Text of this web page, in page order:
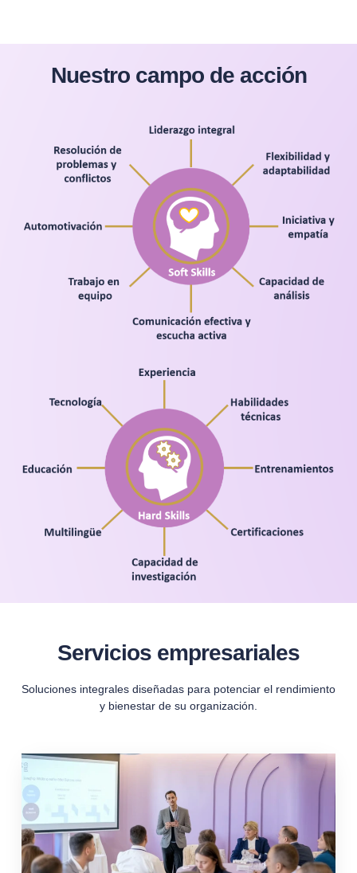
Nuestro campo de acción
Servicios empresariales
Soluciones integrales diseñadas para potenciar el rendimiento
y bienestar de su organización.